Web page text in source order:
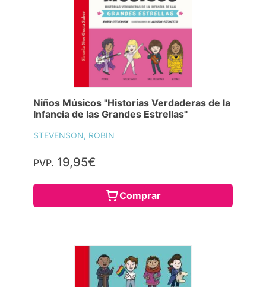
Niños Músicos "Historias Verdaderas de la
Infancia de las Grandes Estrellas"
STEVENSON, ROBIN
PVP. 19,95€
Comprar